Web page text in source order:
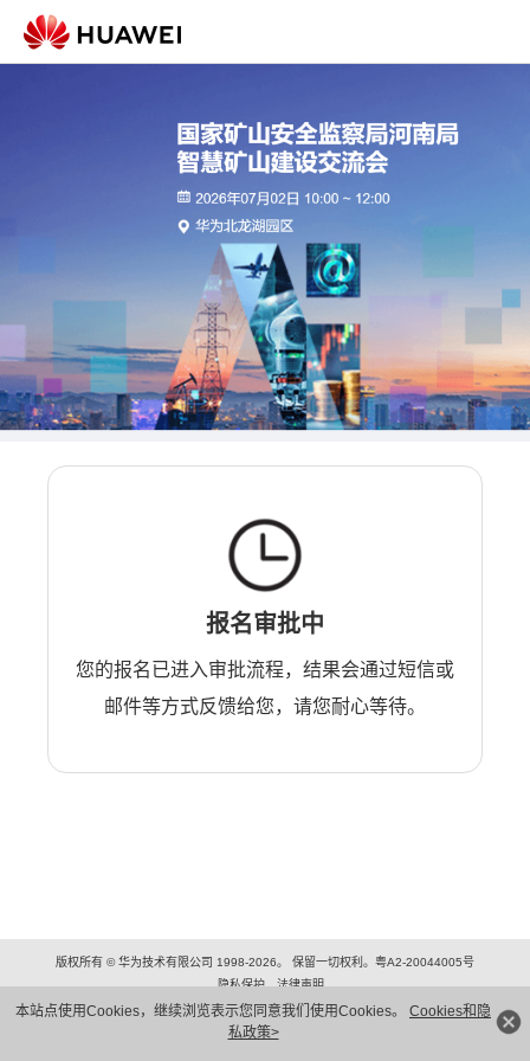
本站点使用Cookies，继续浏览表示您同意我们使用Cookies。 Cookies和隐
私政策>
报名审批中
您的报名已进入审批流程，结果会通过短信或
邮件等方式反馈给您，请您耐心等待。
版权所有 © 华为技术有限公司 1998-2026。 保留一切权利。粤A2-20044005号
隐私保护
法律声明